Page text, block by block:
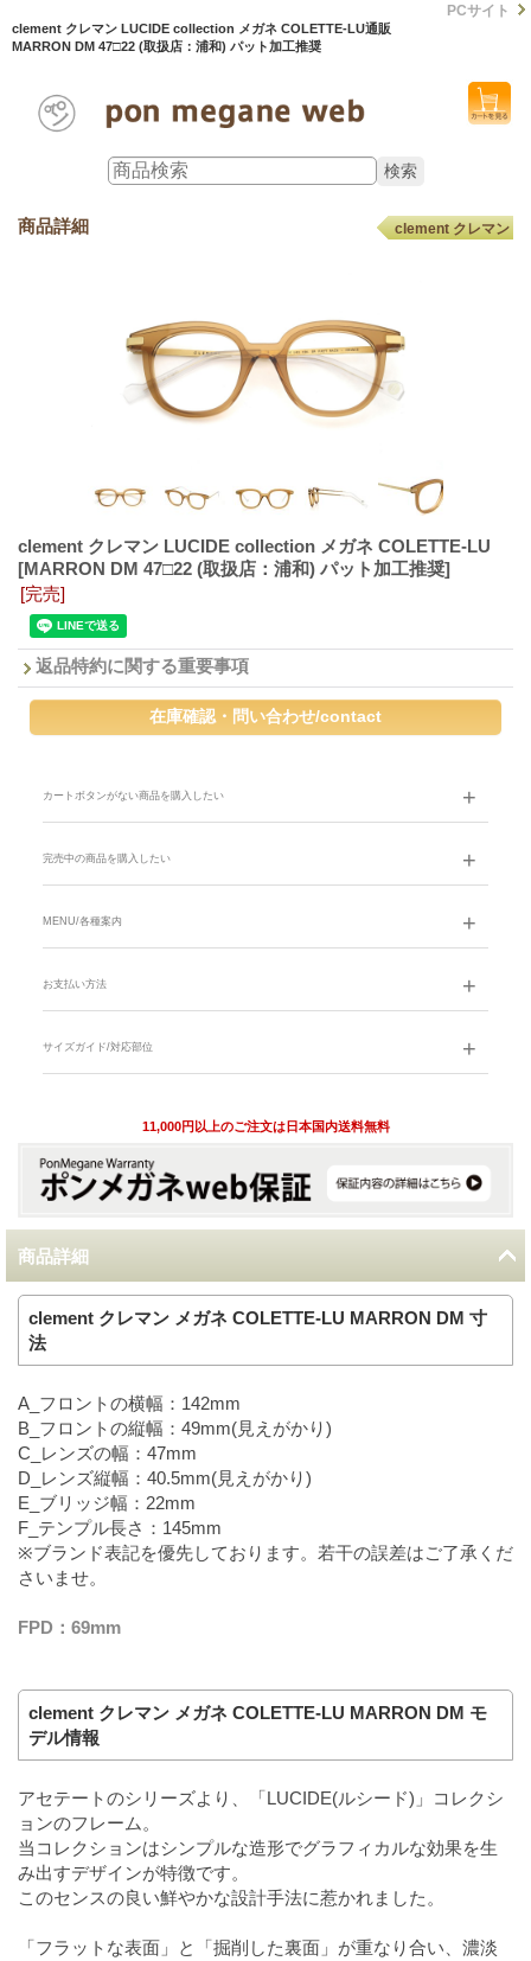
clement クレマン LUCIDE collection メガネ COLETTE-LU通販
MARRON DM 47□22 (取扱店：浦和) パット加工推奨
PCサイト
商品詳細 clement クレマン
clement クレマン LUCIDE collection メガネ COLETTE-LU
[MARRON DM 47□22 (取扱店：浦和) パット加工推奨]
[完売]
返品特約に関する重要事項
カートボタンがない商品を購入したい
完売中の商品を購入したい
MENU/各種案内
お支払い方法
サイズガイド/対応部位
11,000円以上のご注文は日本国内送料無料
商品詳細
clement クレマン メガネ COLETTE-LU MARRON DM 寸
法
A_フロントの横幅：142mm
B_フロントの縦幅：49mm(見えがかり)
C_レンズの幅：47mm
D_レンズ縦幅：40.5mm(見えがかり)
E_ブリッジ幅：22mm
F_テンプル長さ：145mm
※ブランド表記を優先しております。若干の誤差はご了承くだ
さいませ。
FPD：69mm
clement クレマン メガネ COLETTE-LU MARRON DM モ
デル情報
アセテートのシリーズより、「LUCIDE(ルシード)」コレクシ
ョンのフレーム。
当コレクションはシンプルな造形でグラフィカルな効果を生
み出すデザインが特徴です。
このセンスの良い鮮やかな設計手法に惹かれました。
「フラットな表面」と「掘削した裏面」が重なり合い、濃淡